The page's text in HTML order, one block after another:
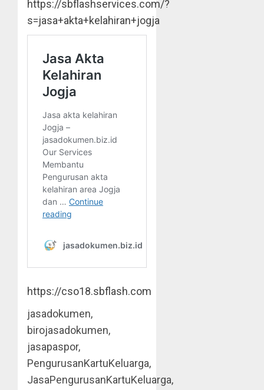
https://sbflashservices.com/?
s=jasa+akta+kelahiran+jogja
https://cso18.sbflash.com
jasadokumen,
birojasadokumen,
jasapaspor,
PengurusanKartuKeluarga,
JasaPengurusanKartuKeluarga,